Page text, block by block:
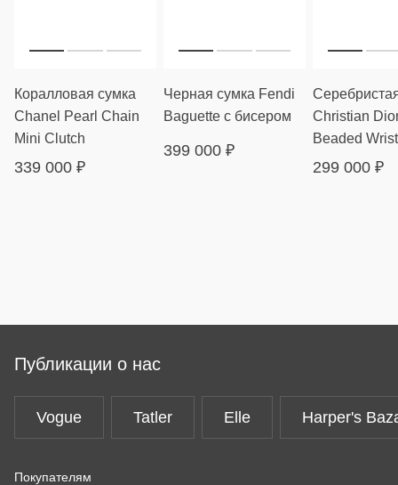
Коралловая сумка
Chanel Pearl Chain
Mini Clutch
339 000 ₽
Черная сумка Fendi
Baguette с бисером
399 000 ₽
Christian
Beaded
299 000 ₽
Публикации о нас
Vogue Tatler Elle Harper's
Покупателям